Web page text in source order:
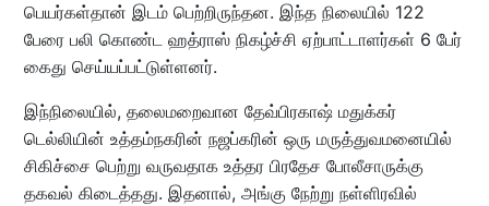
பெயர்கள்தான் இடம் பெற்றிருந்தன. இந்த நிலையில் 122
பேரை பலி கொண்ட ஹத்ராஸ் நிகழ்ச்சி ஏற்பாட்டாளர்கள் 6 பேர்
கைது செய்யப்பட்டுள்ளனர்.
இந்நிலையில், தலைமறைவான தேவ்பிரகாஷ் மதுக்கர்
டெல்லியின் உத்தம்நகரின் நஜப்கரின் ஒரு மருத்துவமனையில்
சிகிச்சை பெற்று வருவதாக உத்தர பிரதேச போலீசாருக்கு
தகவல் கிடைத்தது. இதனால், அங்கு நேற்று நள்ளிரவில்